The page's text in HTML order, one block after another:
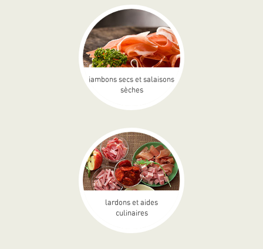
jambons secs et salaisons
sèches
lardons et aides
culinaires